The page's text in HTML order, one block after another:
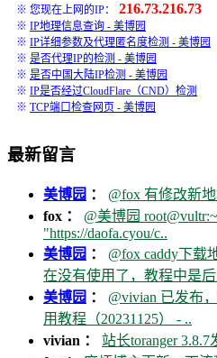
※ 您现在上网的IP： 216.73.216.73
※ IP地理信息查询 - 美博园
※ IP详细参数及代理匿名度检测 - 美博园
※ 是否代理IP的检测 - 美博园
※ 是否中国大陆IP检测 - 美博园
※ IP是否经过CloudFlare（CND）检测
※ TCP端口检查网页 - 美博园
最新留言
美博园 ： @fox 有修改新
fox ： @美博园
"https://daofa.cyou/c..
美博园 ： @fox caddy下载
在没有使用了，教程中是
美博园 ： @vivian 已发布
用教程（20231125） - ..
vivian ： 站长toranger 3.8.7